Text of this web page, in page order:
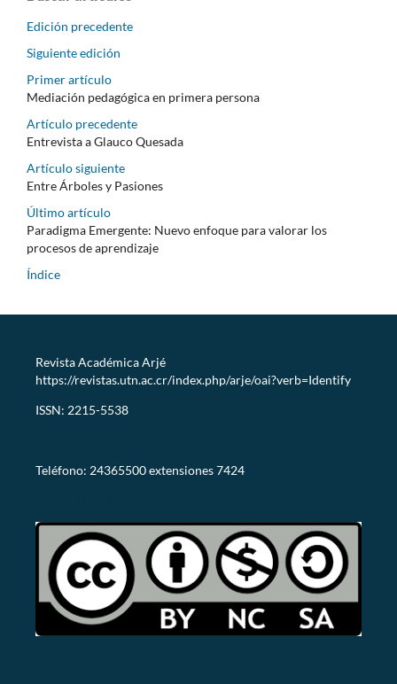
Edición precedente
Siguiente edición
Primer artículo
Mediación pedagógica en primera persona
Artículo precedente
Entrevista a Glauco Quesada
Artículo siguiente
Entre Árboles y Pasiones
Último artículo
Paradigma Emergente: Nuevo enfoque para valorar los
procesos de aprendizaje
Índice
Revista Académica Arjé
https://revistas.utn.ac.cr/index.php/arje/oai?verb=Identify
ISSN: 2215-5538
Teléfono: 24365500 extensiones 7424